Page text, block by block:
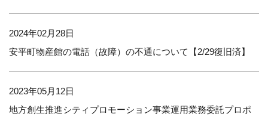
2024年02月28日
安平町物産館の電話（故障）の不通について【2/29復旧済】
2023年05月12日
地方創生推進シティプロモーション事業運用業務委託プロポ